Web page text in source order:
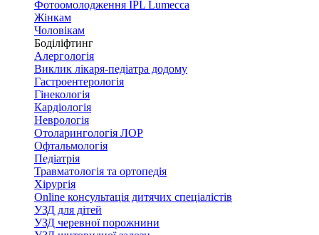
Фотоомолодження IPL Lumecca
Жінкам
Чоловікам
Боділіфтинг
Алергологія
Виклик лікаря-педіатра додому
Гастроентерологія
Гінекологія
Кардіологія
Неврологія
Отоларингологія ЛОР
Офтальмологія
Педіатрія
Травматологія та ортопедія
Хірургія
Online консультація дитячих спеціалістів
УЗД для дітей
УЗД черевної порожнини